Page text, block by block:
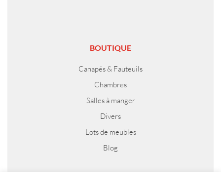
BOUTIQUE
Canapés & Fauteuils
Chambres
Salles à manger
Divers
Lots de meubles
Blog